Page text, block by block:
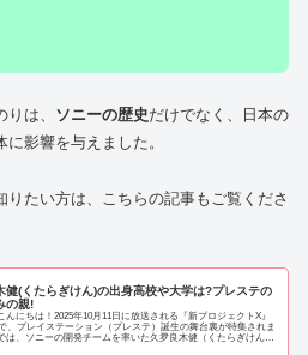
は、 ソニーの歴史だけでなく、日本の
影響を与えました。
たい方は、こちらの記事もご覧くださ
健(くたらぎけん)の出身高校や大学は?プレステの
の親!
んにちは！2025年10月11日に放送される『新プロジェクトX』
で、プレイステーション（プレステ）誕生の舞台裏が特集されま
は、ソニーの開発チームを率いた久夛良木健（くたらぎけん）